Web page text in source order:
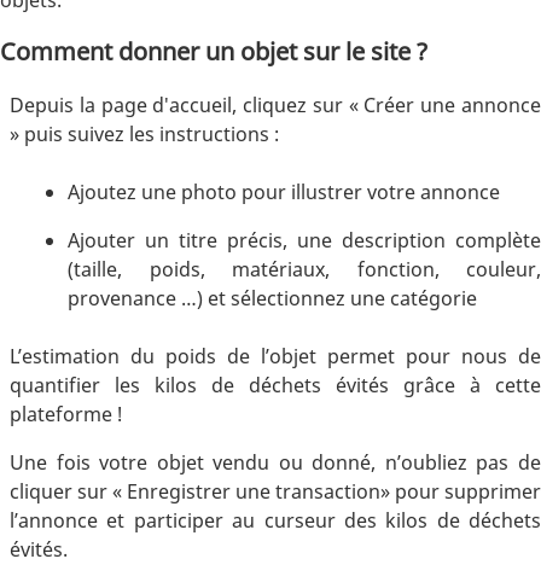
Comment donner un objet sur le site ?
Depuis la page d'accueil, cliquez sur « Créer une annonce
» puis suivez les instructions :
Ajoutez une photo pour illustrer votre annonce
Ajouter un titre précis, une description complète
(taille, poids, matériaux, fonction, couleur,
provenance …) et sélectionnez une catégorie
L’estimation du poids de l’objet permet pour nous de
quantifier les kilos de déchets évités grâce à cette
plateforme !
Une fois votre objet vendu ou donné, n’oubliez pas de
cliquer sur « Enregistrer une transaction» pour supprimer
l’annonce et participer au curseur des kilos de déchets
évités.